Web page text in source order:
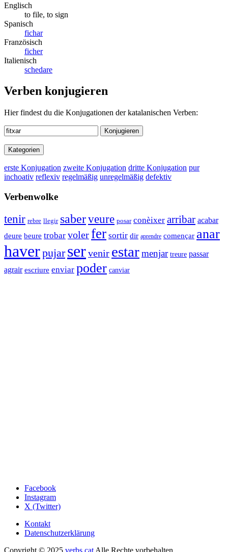
Englisch
to file, to sign
Spanisch
fichar
Französisch
ficher
Italienisch
schedare
Verben konjugieren
Hier findest du die Konjugationen der katalanischen Verben:
Konjugieren
Kategorien
erste Konjugation zweite Konjugation dritte Konjugation pur
inchoativ reflexiv regelmäßig unregelmäßig defektiv
Verbenwolke
tenir rebre llegir saberveure posar conèixer arribar acabar
deure beure trobar volerfer sortir dir aprendre començar anar
haverpujar servenir estarmenjar treure passar
agrair escriure enviar poder canviar
Facebook
Instagram
X (Twitter)
Kontakt
Datenschutzerklärung
Copyright © 2025 verbs.cat Alle Rechte vorbehalten.